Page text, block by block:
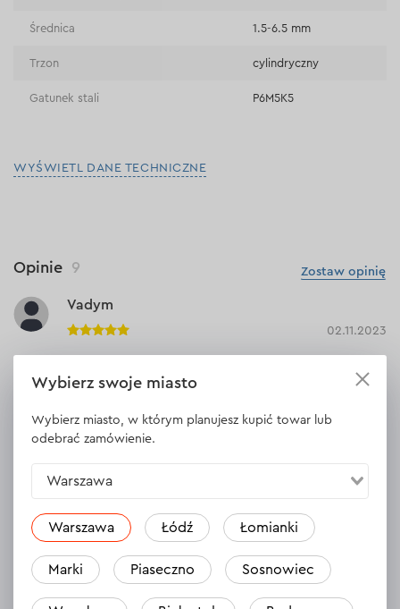
Średnica 1.5-6.5 mm
Trzon cylindryczny
Gatunek stali P6M5K5
WYŚWIETL DANE TECHNICZNE
Zostaw opinię
Opinie 9
Vadym
02.11.2023
lubiłem z nimi pracować. Pytanie: kiedy odebrałem zamówienie
wszystko dotykiem. Czy mogę przetworzyć to zamówienie jako
zrealizowane i przyznać bonusy? Dziękuję
Odpowiedź
30.10.2023
Wybierz swoje miasto
Wybierz miasto, w którym planujesz kupić towar lub
odebrać zamówienie.
Warszawa
Warszawa Łódź Łomianki
Marki Piaseczno Sosnowiec